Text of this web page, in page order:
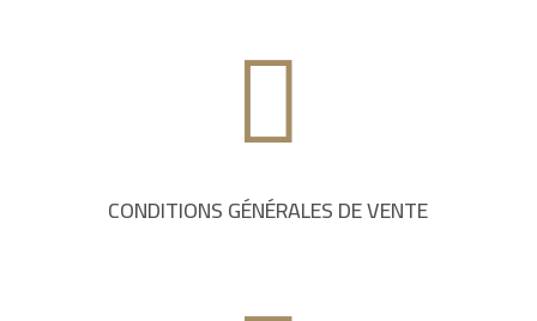

CONDITIONS GÉNÉRALES DE VENTE